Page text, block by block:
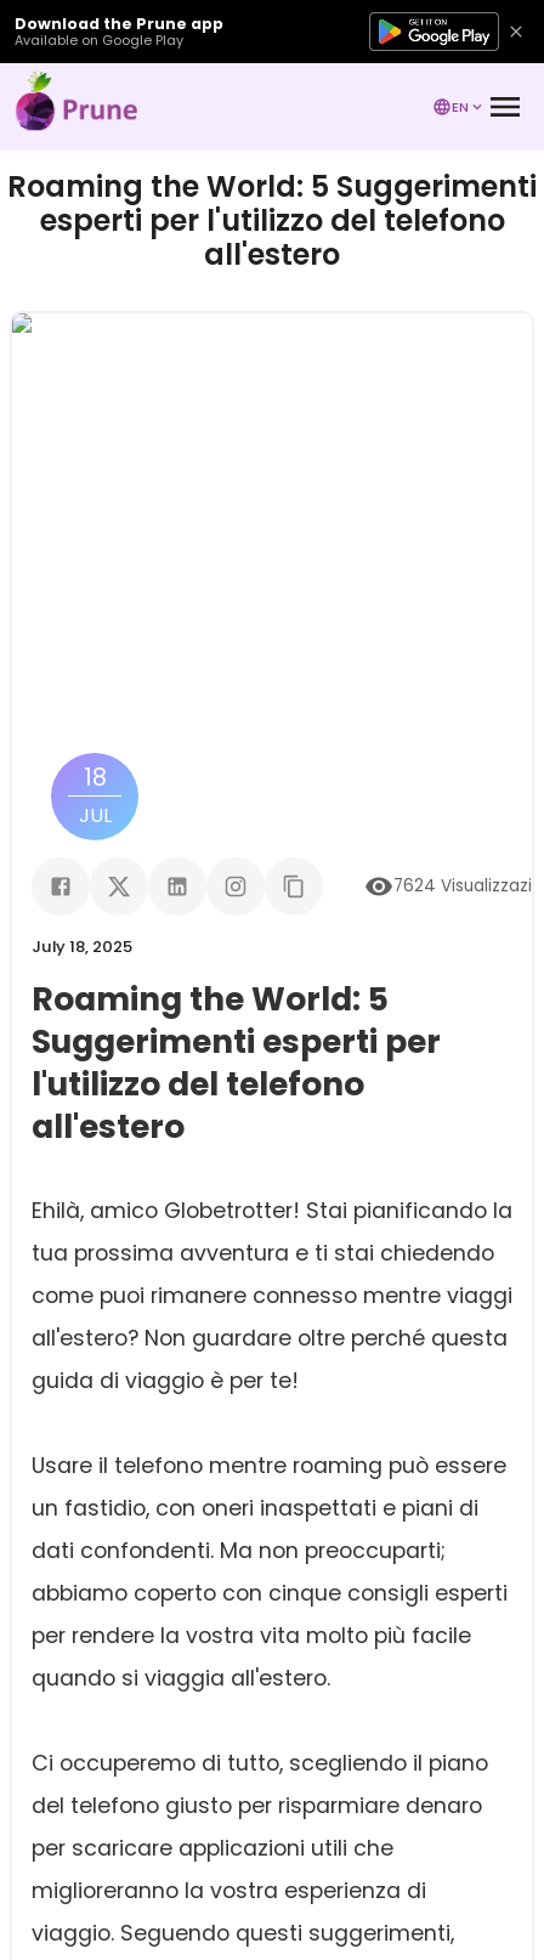
Download the Prune app
Available on Google Play
EN
Roaming the World: 5 Suggerimenti
esperti per l'utilizzo del telefono
all'estero
18
JUL
7624
July 18, 2025
Roaming the World: 5
Suggerimenti esperti per
l'utilizzo del telefono
all'estero
Ehilà, amico Globetrotter! Stai pianificando la
tua prossima avventura e ti stai chiedendo
come puoi rimanere connesso mentre viaggi
all'estero? Non guardare oltre perché questa
guida di viaggio è per te!
Usare il telefono mentre roaming può essere
un fastidio, con oneri inaspettati e piani di
dati confondenti. Ma non preoccuparti;
abbiamo coperto con cinque consigli esperti
per rendere la vostra vita molto più facile
quando si viaggia all'estero.
Ci occuperemo di tutto, scegliendo il piano
del telefono giusto per risparmiare denaro
per scaricare applicazioni utili che
miglioreranno la vostra esperienza di
viaggio. Seguendo questi suggerimenti,